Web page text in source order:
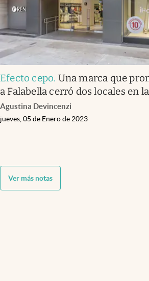
Efecto cepo. Una marca que
a Falabella cerró dos locales en
Agustina Devincenzi
jueves, 05 de Enero de 2023
Ver más notas